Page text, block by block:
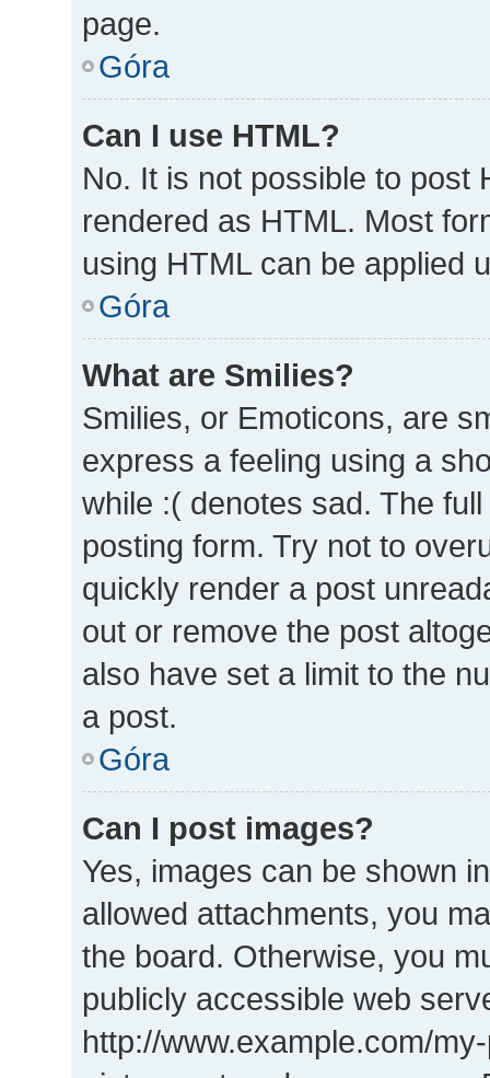
page.
Góra
Can I use HTML?
No. It is not possible to post
rendered as HTML. Most
using HTML can be applied
Góra
What are Smilies?
Smilies, or Emoticons, are
express a feeling using a
while :( denotes sad. The
posting form. Try not to
quickly render a post
out or remove the post
also have set a limit to the
a post.
Góra
Can I post images?
Yes, images can be shown
allowed attachments, you
the board. Otherwise, you
publicly accessible web
http://www.example.com/